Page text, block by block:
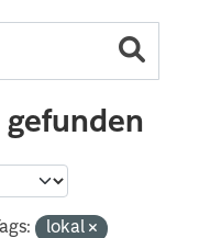
gefunden
Tags:
lokal